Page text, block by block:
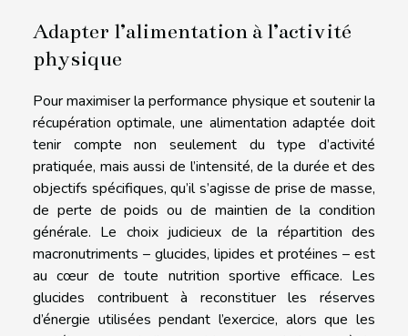
Adapter l’alimentation à l’activité
physique
Pour maximiser la performance physique et soutenir la
récupération optimale, une alimentation adaptée doit
tenir compte non seulement du type d’activité
pratiquée, mais aussi de l’intensité, de la durée et des
objectifs spécifiques, qu’il s’agisse de prise de masse,
de perte de poids ou de maintien de la condition
générale. Le choix judicieux de la répartition des
macronutriments – glucides, lipides et protéines – est
au cœur de toute nutrition sportive efficace. Les
glucides contribuent à reconstituer les réserves
d’énergie utilisées pendant l’exercice, alors que les